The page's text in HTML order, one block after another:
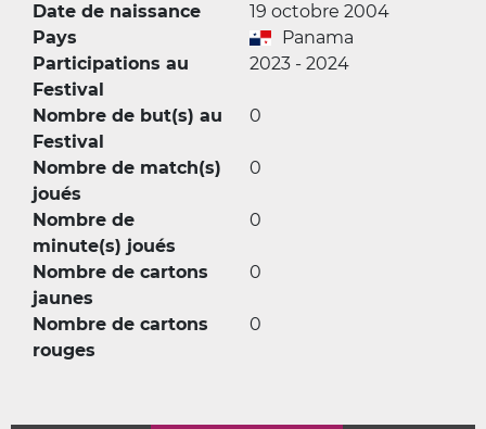
Date de naissance
19 octobre 2004
Pays
Panama
Participations au
Festival
2023 - 2024
Nombre de but(s) au
Festival
0
Nombre de match(s)
joués
0
Nombre de
minute(s) joués
0
Nombre de cartons
jaunes
0
Nombre de cartons
rouges
0